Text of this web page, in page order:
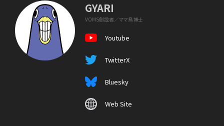
GYARI
VOMS創設者／ママ鳥博士
Youtube
TwitterX
Bluesky
Web Site